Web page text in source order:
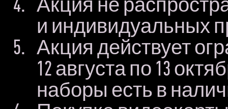
и индивидуальных
Акция действует
12 августа по 13
наборы есть в